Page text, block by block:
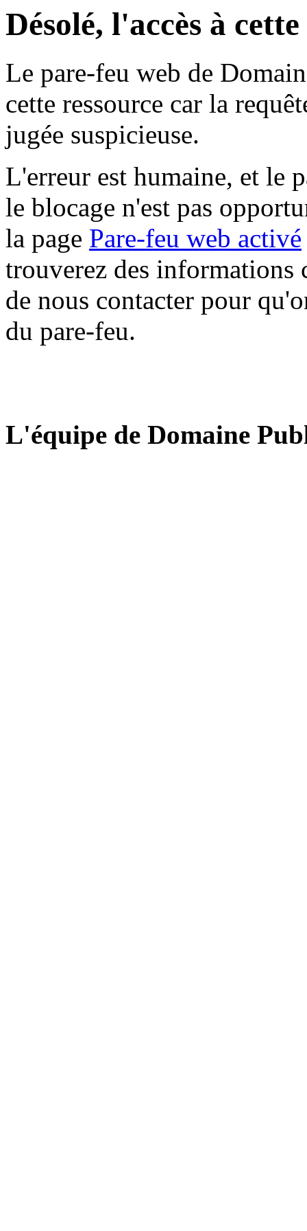
Désolé, l'accès à
Le pare-feu web de
cette ressource car la
jugée suspicieuse.
L'erreur est humaine, et le
le blocage n'est pas
la page Pare-feu web activé
trouverez des informations
de nous contacter pour
du pare-feu.
L'équipe de Domaine